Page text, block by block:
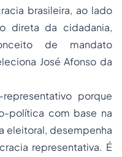
brasileira, ao lado
direta da cidadania,
de mandato
José Afonso da
porque
política com base na
eleitoral, desempenha
representativa. É